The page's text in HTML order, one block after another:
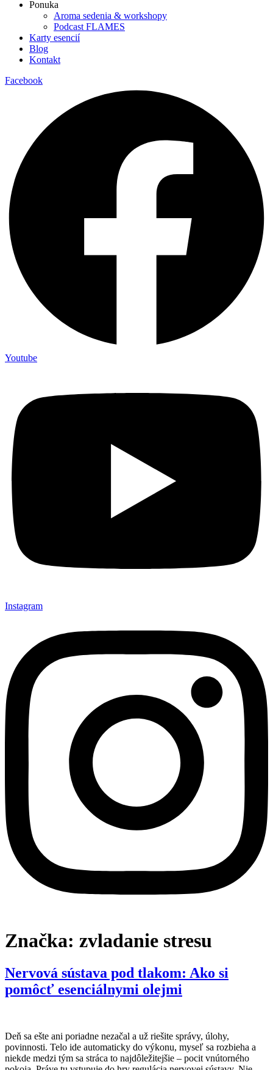
Ponuka
Aroma sedenia & workshopy
Podcast FLAMES
Karty esencií
Blog
Kontakt
Facebook
Youtube
Instagram
Značka: zvladanie stresu
Nervová sústava pod tlakom: Ako si
pomôcť esenciálnymi olejmi
Deň sa ešte ani poriadne nezačal a už riešite správy, úlohy,
povinnosti. Telo ide automaticky do výkonu, myseľ sa rozbieha a
niekde medzi tým sa stráca to najdôležitejšie – pocit vnútorného